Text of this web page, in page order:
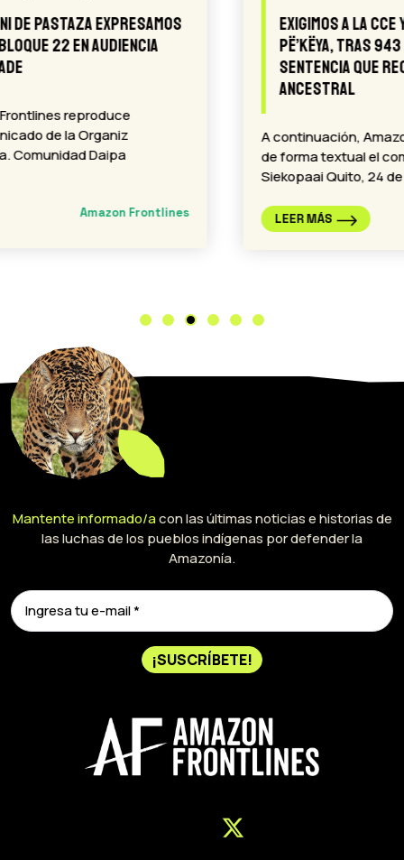
Exigimos a la CCE y al MAE titulación de
Pë’këya, tras 943 días de incumplir la
sentencia que reconoce nuestro hogar
A continuación, Amazon Frontlines reproduce
de forma textual el comunicado de la Nación
Siekopaai Quito, 24 de junio de 2026.-…
LEER MÁS Amazon Frontlines
Mantente informado/acon las últimas noticias e historias de
las luchas de los pueblos indígenas por defender la
Amazonía.
¡SUSCRÍBETE!